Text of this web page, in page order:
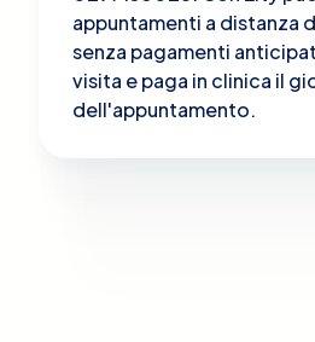
appuntamenti a distanza
senza pagamenti
visita e paga in clinica il
dell'appuntamento.